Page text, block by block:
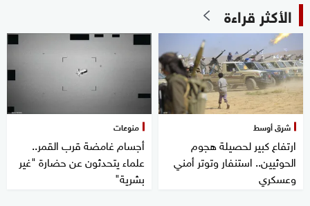
الأكثر قراءة
شرق أوسط
ارتفاع كبير لحصيلة هجوم
الحوثيين.. استنفار وتوتر أمني
وعسكري
منوعات
أجسام غامضة قرب القمر..
علماء يتحدثون عن حضارة "غير
بشرية"